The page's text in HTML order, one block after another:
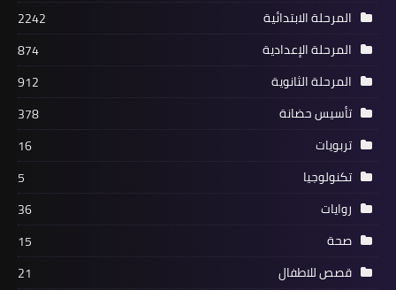
المرحلة الابتدائية
2242
المرحلة الإعدادية
874
المرحلة الثانوية
912
تأسيس حضانة
378
تربويات
16
تكنولوجيا
5
روايات
36
صحة
15
قصص للاطفال
21